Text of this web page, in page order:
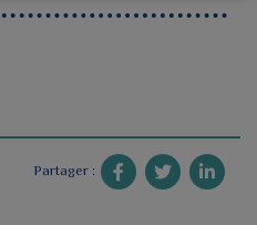
Partager :